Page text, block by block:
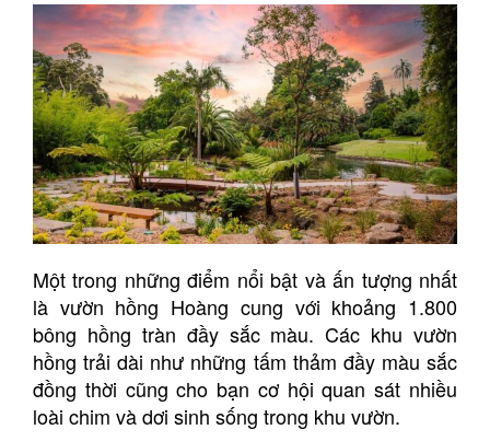
Một trong những điểm nổi bật và ấn tượng nhất
là vườn hồng Hoàng cung với khoảng 1.800
bông hồng tràn đầy sắc màu. Các khu vườn
hồng trải dài như những tấm thảm đầy màu sắc
đồng thời cũng cho bạn cơ hội quan sát nhiều
loài chim và dơi sinh sống trong khu vườn.